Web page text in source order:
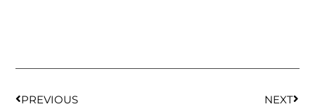
PREVIOUS NEXT